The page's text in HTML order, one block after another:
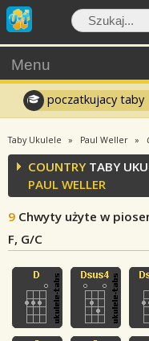
Menu
poczatkujacy taby
Taby Ukulele Paul Weller
COUNTRYTABY
PAUL WELLER
9 Chwyty użyte w
F, G/C